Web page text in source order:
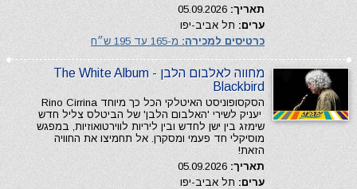
תאריך:
ערים: תל אביב-יפו
כרטיסים למכירה: מ-165 עד 195 ש״ח
מחווה לאלבום הלבן The White Album -
Blackbird
הסקסופוניסט האיטלקי הכל כך מיוחד Rino Cirrina
יעניק לשירי 'האלבום הלבן' של הביטלס צליל חדש
שימזג בין ישן לחדש ובין ליריות לווירטואוזיות, במפגש
מוסיקלי חד פעמי ומסקרן. אל תחמיצו את החוויה
הזאת!
תאריך:
ערים: תל אביב-יפו